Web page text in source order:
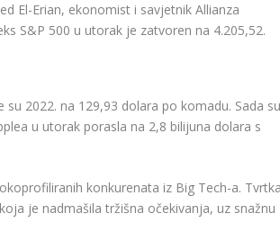
El-Erian, ekonomist i savjetnik Allianza
S&P 500 u utorak je zatvoren na 4.205,52.
2022. na 129,93 dolara po komadu. Sada
u utorak porasla na 2,8 bilijuna dolara s
konkurenata iz Big Tech-a.
je nadmašila tržišna očekivanja, uz snažnu